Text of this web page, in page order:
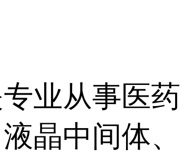
业从事医
晶中间体